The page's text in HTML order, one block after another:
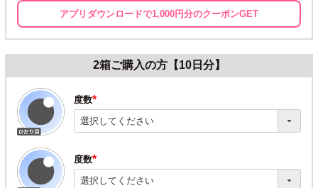
アプリダウンロードで1,000円分のクーポンGET
2箱ご購入の方【10日分】
度数
(必
須)
度数
(必
須)